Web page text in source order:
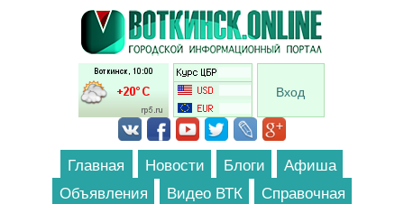
Перейти к основному содержанию
Вход
Главная Новости Блоги
Афиша
Объявления
Видео ВТК Справочная